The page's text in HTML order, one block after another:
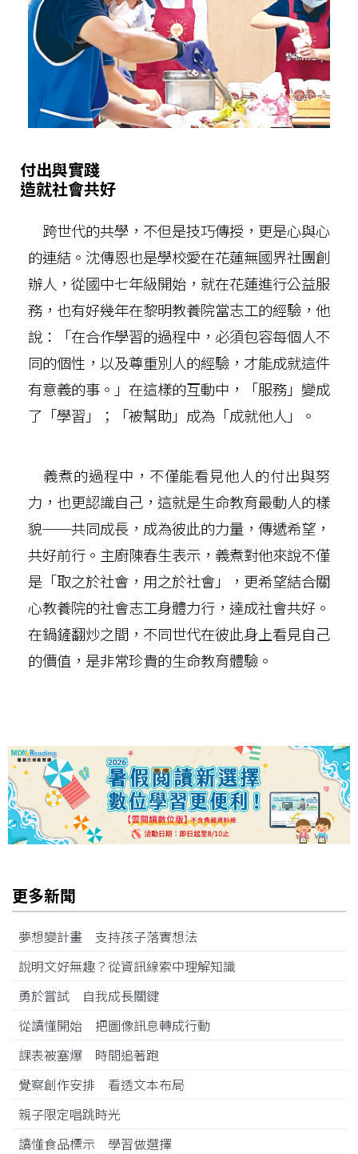
付出與實踐
造就社會共好
跨世代的共學，不但是技巧傳授，更是心與心
的連結。沈傳恩也是學校愛在花蓮無國界社團創
辦人，從國中七年級開始，就在花蓮進行公益服
務，也有好幾年在黎明教養院當志工的經驗，他
說：「在合作學習的過程中，必須包容每個人不
同的個性，以及尊重別人的經驗，才能成就這件
有意義的事。」在這樣的互動中，「服務」變成
了「學習」；「被幫助」成為「成就他人」。
義煮的過程中，不僅能看見他人的付出與努
力，也更認識自己，這就是生命教育最動人的樣
貌──共同成長，成為彼此的力量，傳遞希望，
共好前行。主廚陳春生表示，義煮對他來說不僅
是「取之於社會，用之於社會」，更希望結合關
心教養院的社會志工身體力行，達成社會共好。
在鍋鏟翻炒之間，不同世代在彼此身上看見自己
的價值，是非常珍貴的生命教育體驗。
更多新聞
夢想變計畫 支持孩子落實想法
說明文好無趣？從資訊線索中理解知識
勇於嘗試 自我成長關鍵
從讀懂開始 把圖像訊息轉成行動
課表被塞爆 時間追著跑
覺察創作安排 看透文本布局
親子限定唱跳時光
讀懂食品標示 學習做選擇